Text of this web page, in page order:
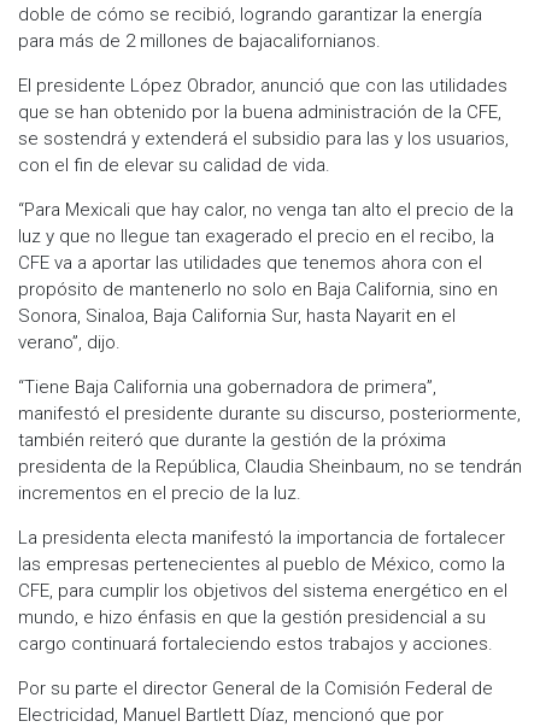
doble de cómo se recibió, logrando garantizar la energía
para más de 2 millones de bajacalifornianos.
El presidente López Obrador, anunció que con las utilidades
que se han obtenido por la buena administración de la CFE,
se sostendrá y extenderá el subsidio para las y los usuarios,
con el fin de elevar su calidad de vida.
“Para Mexicali que hay calor, no venga tan alto el precio de la
luz y que no llegue tan exagerado el precio en el recibo, la
CFE va a aportar las utilidades que tenemos ahora con el
propósito de mantenerlo no solo en Baja California, sino en
Sonora, Sinaloa, Baja California Sur, hasta Nayarit en el
verano”, dijo.
“Tiene Baja California una gobernadora de primera”,
manifestó el presidente durante su discurso, posteriormente,
también reiteró que durante la gestión de la próxima
presidenta de la República, Claudia Sheinbaum, no se tendrán
incrementos en el precio de la luz.
La presidenta electa manifestó la importancia de fortalecer
las empresas pertenecientes al pueblo de México, como la
CFE, para cumplir los objetivos del sistema energético en el
mundo, e hizo énfasis en que la gestión presidencial a su
cargo continuará fortaleciendo estos trabajos y acciones.
Por su parte el director General de la Comisión Federal de
Electricidad, Manuel Bartlett Díaz, mencionó que por